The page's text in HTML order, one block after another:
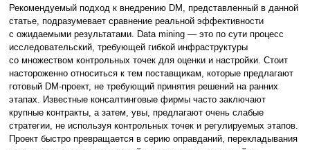
Рекомендуемый подход к внедрению DM, представленный в данной
статье, подразумевает сравнение реальной эффективности
с ожидаемыми результатами. Data mining — это по сути процесс
исследовательский, требующей гибкой инфраструктуры
со множеством контрольных точек для оценки и настройки. Стоит
настороженно относиться к тем поставщикам, которые предлагают
готовый DM-проект, не требующий принятия решений на ранних
этапах. Известные консалтинговые фирмы часто заключают
крупные контракты, а затем, увы, предлагают очень слабые
стратегии, не используя контрольных точек и регулируемых этапов.
Проект быстро превращается в серию оправданий, перекладывания